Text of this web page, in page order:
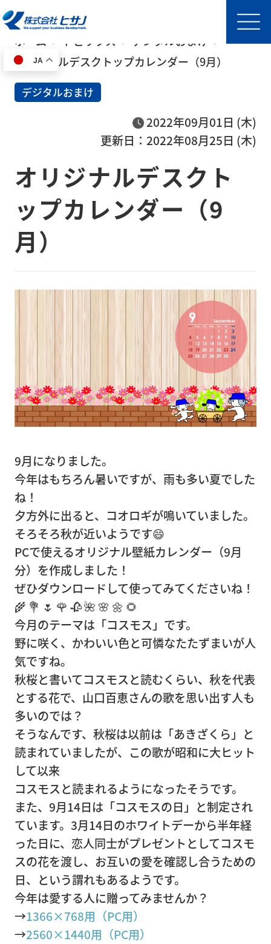
JA
HOME
容
体製
造装
置輸
（大
密機
器）
密
機
器
送
病
院・
店
舗・
事務
所移
転
営
業
倉
庫
ピア
ノ・
楽器
輸
送・
調律
企
業
情
報
ホーム トピックス
デジタルおまけ
オリジナルデスクトップカレンダー（9月）
デジタルおまけ
2022年09月01日 (木)
更新日：2022年08月25日 (木)
オリジナルデスクト
ップカレンダー（9
月）
9月になりました。
今年はもちろん暑いですが、雨も多い夏でした
ね！
夕方外に出ると、コオロギが鳴いていました。
そろそろ秋が近いようです😄
PCで使えるオリジナル壁紙カレンダー（9月
分）を作成しました！
ぜひダウンロードして使ってみてくださいね！
🌾 💐 🌷 🌹 🥀 🌺 🌸 🌼 🌻
今月のテーマは「コスモス」です。
野に咲く、かわいい色と可憐なたたずまいが人
気ですね。
秋桜と書いてコスモスと読むくらい、秋を代表
とする花で、山口百恵さんの歌を思い出す人も
多いのでは？
そうなんです、秋桜は以前は「あきざくら」と
読まれていましたが、この歌が昭和に大ヒット
して以来
コスモスと読まれるようになったそうです。
また、9月14日は「コスモスの日」と制定され
ています。3月14日のホワイトデーから半年経
った日に、恋人同士がプレゼントとしてコスモ
スの花を渡し、お互いの愛を確認し合うための
日、という謂れもあるようです。
今年は愛する人に贈ってみませんか？
→1366×768用（PC用）
→2560×1440用（PC用）